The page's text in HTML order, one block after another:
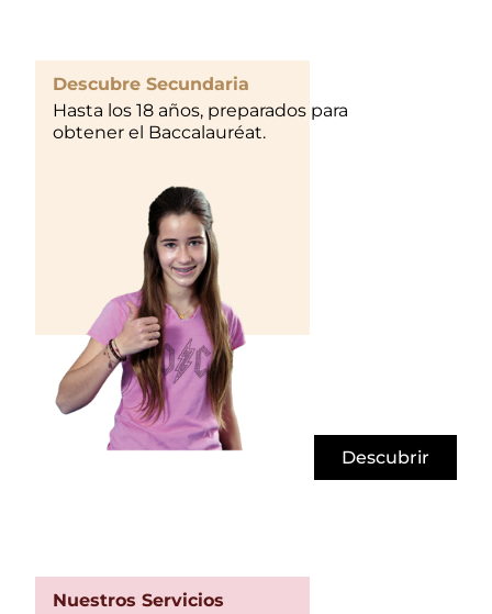
Descubre Secundaria
Hasta los 18 años, preparados para
obtener el Baccalauréat.
Descubrir
Nuestros Servicios